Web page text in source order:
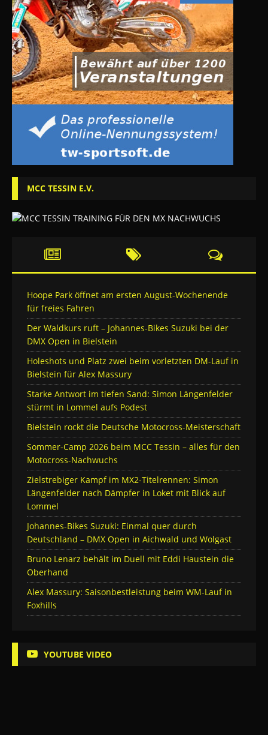
MCC TESSIN E.V.
Hoope Park öffnet am ersten August-Wochenende
für freies Fahren
Der Waldkurs ruft – Johannes-Bikes Suzuki bei der
DMX Open in Bielstein
Holeshots und Platz zwei beim vorletzten DM-Lauf in
Bielstein für Alex Massury
Starke Antwort im tiefen Sand: Simon Längenfelder
stürmt in Lommel aufs Podest
Bielstein rockt die Deutsche Motocross-Meisterschaft
Sommer-Camp 2026 beim MCC Tessin – alles für den
Motocross-Nachwuchs
Zielstrebiger Kampf im MX2-Titelrennen: Simon
Längenfelder nach Dämpfer in Loket mit Blick auf
Lommel
Johannes-Bikes Suzuki: Einmal quer durch
Deutschland – DMX Open in Aichwald und Wolgast
Bruno Lenarz behält im Duell mit Eddi Haustein die
Oberhand
Alex Massury: Saisonbestleistung beim WM-Lauf in
Foxhills
YOUTUBE VIDEO